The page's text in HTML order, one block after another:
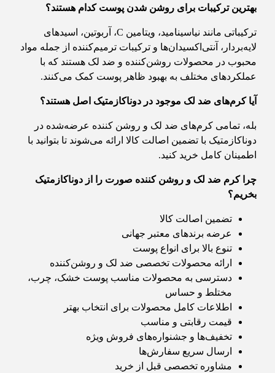
بهترین ترکیبات برای روشن شدن پوست کدام هستند؟
ترکیباتی مانند نیاسینامید، ویتامین C، آربوتین، اسیدهای
لایه‌بردار، آنتی‌اکسیدان‌ها و ترکیبات ترمیم‌کننده از جمله مواد
محبوب در محصولات روشن‌کننده و ضد لک هستند که با
عملکردهای مختلف به بهبود ظاهر پوست کمک می‌کنند.
آیا کرم‌های ضد لک موجود در دوناکازمتیک اصل هستند؟
بله، تمامی کرم‌های ضد لک و روشن کننده عرضه‌شده در
دوناکازمتیک با تضمین اصالت کالا ارائه می‌شوند تا بتوانید با
اطمینان کامل خرید کنید.
چرا کرم ضد لک و روشن کننده صورت را از دوناکازمتیک
بخریم؟
تضمین اصالت کالا
عرضه برندهای معتبر جهانی
تنوع بالا برای انواع پوست
ارائه محصولات تخصصی ضد لک و روشن‌کننده
دسترسی به محصولات مناسب پوست خشک، چرب،
مختلط و حساس
اطلاعات کامل محصولات برای انتخاب بهتر
قیمت رقابتی و مناسب
تخفیف‌ها و جشنواره‌های فروش ویژه
ارسال سریع سفارش‌ها
مشاوره تخصصی قبل از خرید